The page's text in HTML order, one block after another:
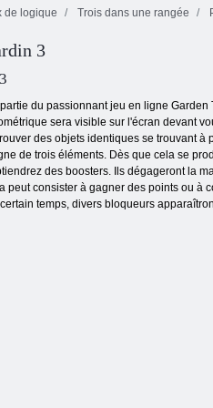
Bubbles sans fin
de logique Trois dans une rangée
3
du passionnant jeu en ligne
sera visible sur l'écran devant
des objets identiques se trouvant
de trois éléments. Dès que cela se
des boosters. Ils dégageront la
peut consister à gagner des points ou
temps, divers bloqueurs